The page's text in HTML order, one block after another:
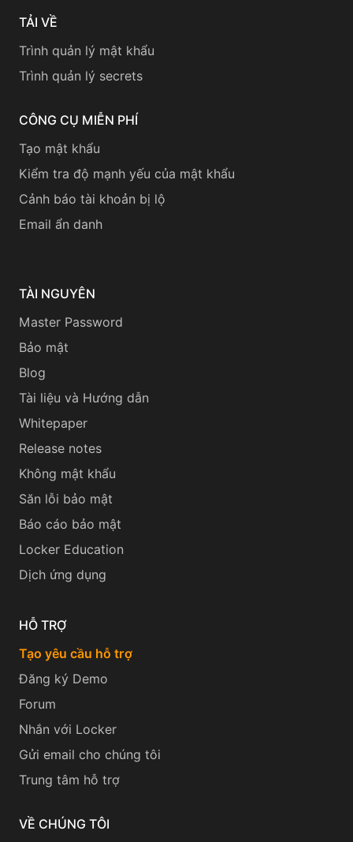
TẢI VỀ
Trình quản lý mật khẩu
Trình quản lý secrets
CÔNG CỤ MIỄN PHÍ
Tạo mật khẩu
Kiểm tra độ mạnh yếu của mật khẩu
Cảnh báo tài khoản bị lộ
Email ẩn danh
TÀI NGUYÊN
Master Password
Bảo mật
Blog
Tài liệu và Hướng dẫn
Whitepaper
Release notes
Không mật khẩu
Săn lỗi bảo mật
Báo cáo bảo mật
Locker Education
Dịch ứng dụng
HỖ TRỢ
Tạo yêu cầu hỗ trợ
Đăng ký Demo
Forum
Nhắn với Locker
Gửi email cho chúng tôi
Trung tâm hỗ trợ
VỀ CHÚNG TÔI